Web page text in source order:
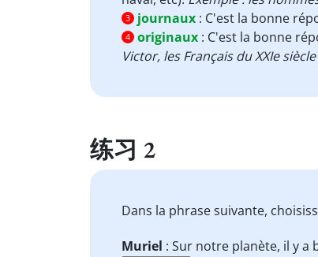
3 journaux : C'est la bonne
4 originaux : C'est la bonne
Victor, les Français du XXIe
练习 2
Dans la phrase suivante,
Muriel : Sur notre planète, il y a